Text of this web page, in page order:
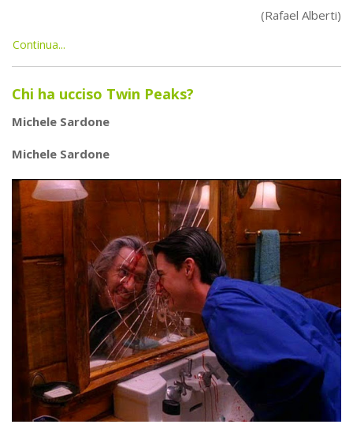
(Rafael Alberti)
Continua...
Chi ha ucciso Twin Peaks?
Michele Sardone
Michele Sardone